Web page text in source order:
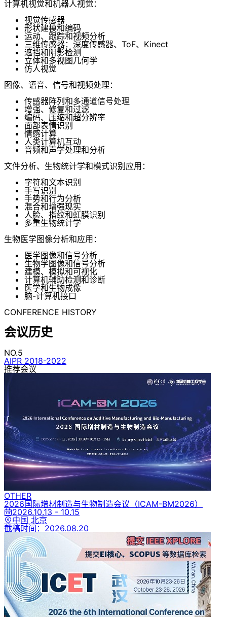
计算机视觉和机器人视觉：
视觉传感器
形状建模和编码
运动、跟踪和视频分析
三维传感器：深度传感器、ToF、Kinect
遮挡和阴影检测
立体和多视图几何学
仿人视觉
图像、语音、信号和视频处理：
传感器阵列和多通道信号处理
增强、修复和过滤
编码、压缩和超分辨率
面部表情识别
情感计算
人类计算机互动
音频和声学处理和分析
文件分析、生物统计学和模式识别应用：
字符和文本识别
手写识别
手势和行为分析
混合和增强现实
人脸、指纹和虹膜识别
多重生物统计学
生物医学图像分析和应用：
医学图像和信号分析
生物学图像和信号分析
建模、模拟和可视化
计算机辅助检测和诊断
医学和生物成像
脑-计算机接口
CONFERENCE HISTORY
会议历史
NO.5
AIPR 2018-2022
推荐会议
OTHER
2026国际增材制造与生物制造会议 （ICAM-BM2026）
2026.10.13 - 10.15
中国 北京
截稿时间： 2026.08.20